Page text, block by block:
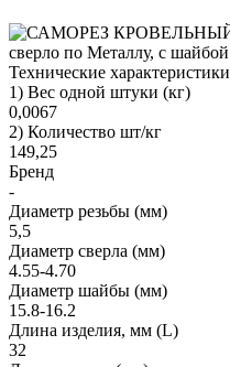
Технические характеристики
1) Вес одной штуки (кг)
0,0067
2) Количество шт/кг
149,25
Бренд
-
Диаметр резьбы (мм)
5,5
Диаметр сверла (мм)
4.55-4.70
Диаметр шайбы (мм)
15.8-16.2
Длина изделия, мм (L)
32